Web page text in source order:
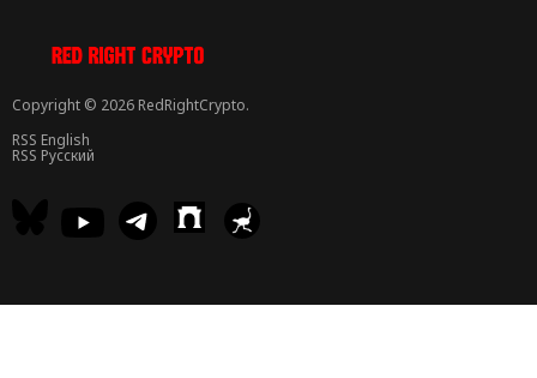
Copyright © 2026 RedRightCrypto.
RSS English
RSS Русский